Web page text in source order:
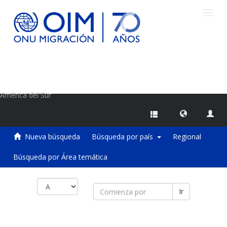
América del Sur
Nueva búsqueda Búsqueda por país Regional
Búsqueda por Área temática
Ir